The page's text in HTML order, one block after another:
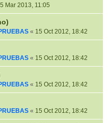
Mar 2013, 11:05
« 15 Oct 2012, 18:42
« 15 Oct 2012, 18:42
« 15 Oct 2012, 18:42
« 15 Oct 2012, 18:42